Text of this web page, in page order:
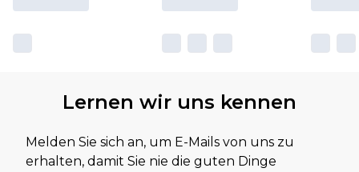
Lernen wir uns kennen
Melden Sie sich an, um E-Mails von uns zu
erhalten, damit Sie nie die guten Dinge